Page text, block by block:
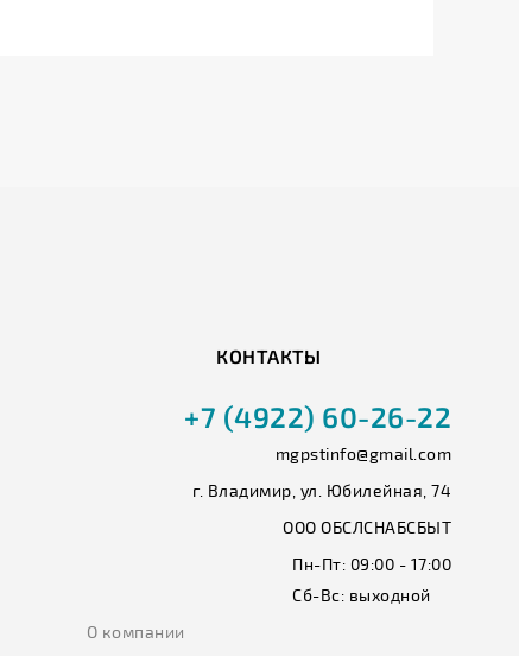
КОНТАКТЫ
+7 (4922) 60-26-22
mgpstinfo@gmail.com
г. Владимир, ул. Юбилейная, 74
ООО ОБСЛСНАБСБЫТ
Пн-Пт: 09:00 - 17:00
Сб-Вс: выходной
О компании